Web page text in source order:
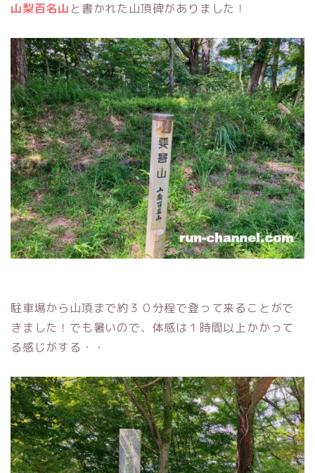
山梨百名山 と書かれた山頂碑がありました！
駐車場から山頂まで約３０分程で登って来ることがで
きました！でも暑いので、体感は１時間以上かかって
る感じがする・・